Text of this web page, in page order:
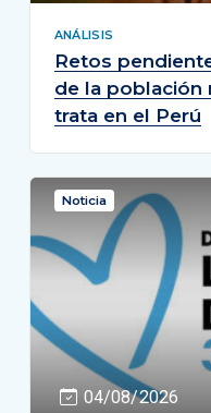
ANÁLISIS
Retos
de la población
trata en el Perú
Noticia
04/08/2026